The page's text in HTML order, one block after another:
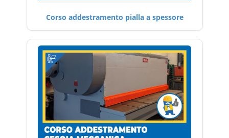
Corso addestramento pialla a spessore